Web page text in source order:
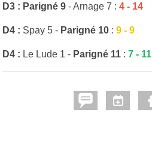
D3 : Parigné 9 - Arnage 7 : 4 - 14
D4 : Spay 5 - Parigné 10 : 9 - 9
D4 : Le Lude 1 - Parigné 11 : 7 - 11